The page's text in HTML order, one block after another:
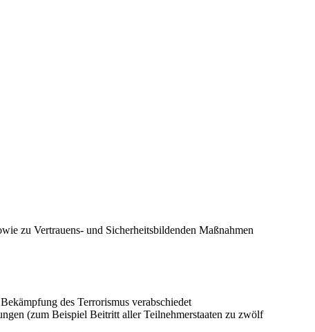
zu Vertrauens- und Sicherheitsbildenden Maßnahmen
des Terrorismus verabschiedet
(zum Beispiel Beitritt aller Teilnehmerstaaten zu zwölf